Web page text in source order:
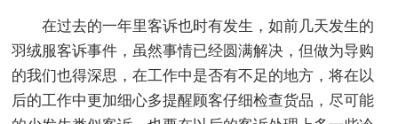
在过去的一年里客诉也时有发生，如前几天发生的
羽绒服客诉事件，虽然事情已经圆满解决，但做为导购
的我们也得深思，在工作中是否有不足的地方，将在以
后的工作中更加细心多提醒顾客仔细检查货品，尽可能